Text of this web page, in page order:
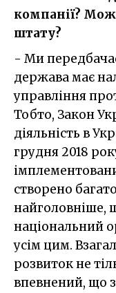
компанії?
штату?
- Ми
держава має
управління
Тобто, Закон
діяльність в
грудня 2018
створено
найголовніше,
національний
усім цим.
розвиток не
впевнений, що